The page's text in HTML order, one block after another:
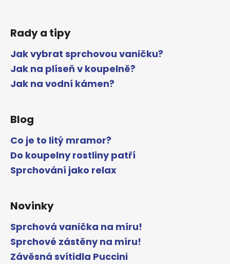
Rady a tipy
Jak vybrat sprchovou vaničku?
Jak na plíseň v koupelně?
Jak na vodní kámen?
Blog
Co je to litý mramor?
Do koupelny rostliny patří
Sprchování jako relax
Novinky
Sprchová vanička na míru!
Sprchové zástěny na míru!
Závěsná svítidla Puccini